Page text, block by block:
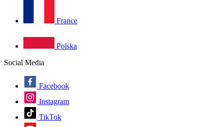
France
Polska
Social Media
Facebook
Instagram
TikTok